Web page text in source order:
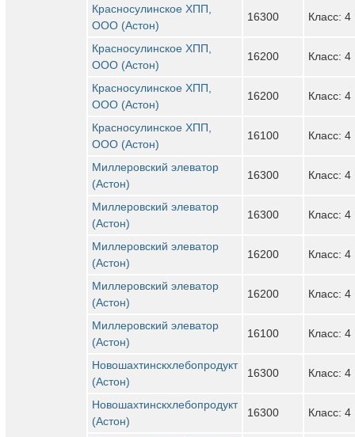
Красносулинское ХПП,
ООО (Астон)
16300 Класс: 4
Красносулинское ХПП,
ООО (Астон)
16200 Класс: 4
Красносулинское ХПП,
ООО (Астон)
16200 Класс: 4
Красносулинское ХПП,
ООО (Астон)
16100 Класс: 4
Миллеровский элеватор
(Астон)
16300 Класс: 4
Миллеровский элеватор
(Астон)
16300 Класс: 4
Миллеровский элеватор
(Астон)
16200 Класс: 4
Миллеровский элеватор
(Астон)
16200 Класс: 4
Миллеровский элеватор
(Астон)
16100 Класс: 4
Новошахтинскхлебопродукт
(Астон)
16300 Класс: 4
Новошахтинскхлебопродукт
(Астон)
16300 Класс: 4